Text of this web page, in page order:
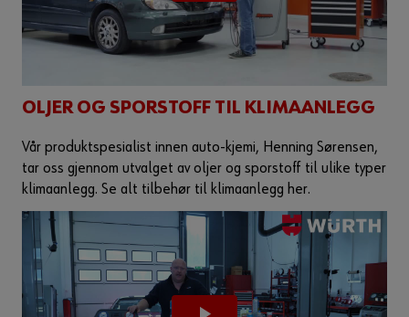
OLJER OG SPORSTOFF TIL KLIMAANLEGG
Vår produktspesialist innen auto-kjemi, Henning Sørensen,
tar oss gjennom utvalget av oljer og sporstoff til ulike typer
klimaanlegg. Se alt tilbehør til klimaanlegg her.